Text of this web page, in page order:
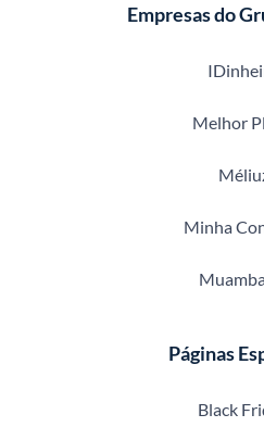
Empresas do
Melhor
Minha
Páginas
Black